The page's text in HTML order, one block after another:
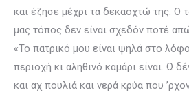
και έζησε μέχρι τα δεκαοχτώ της. Ο
μας τόπος δεν είναι σχεδόν ποτέ
«Το πατρικό μου είναι ψηλά στο
περιοχή κι αληθινό καμάρι είναι. Ω
και αχ πουλιά και νερά κρύα που